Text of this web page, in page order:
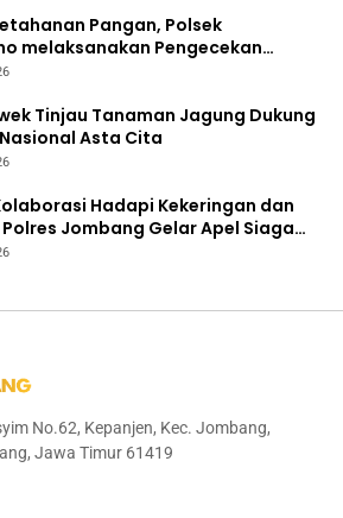
Pangan, Polsek
melaksanakan Pengecekan
Tinjau Tanaman Jagung Dukung
Asta Cita
Hadapi Kekeringan dan
Jombang Gelar Apel Siaga
No.62, Kepanjen, Kec. Jombang,
Jawa Timur 61419